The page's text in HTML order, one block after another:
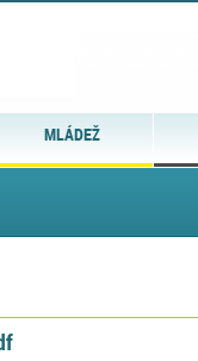
MLÁDEŽ